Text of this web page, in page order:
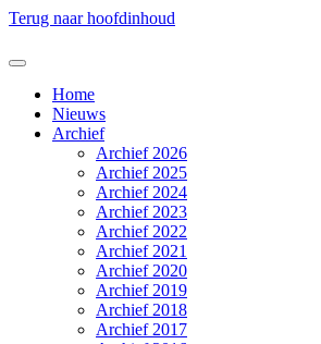
Terug naar hoofdinhoud
Home
Nieuws
Archief
Archief 2026
Archief 2025
Archief 2024
Archief 2023
Archief 2022
Archief 2021
Archief 2020
Archief 2019
Archief 2018
Archief 2017